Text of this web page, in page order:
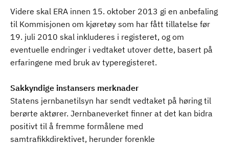
Videre skal ERA innen 15. oktober 2013 gi en anbefaling
til Kommisjonen om kjøretøy som har fått tillatelse før
19. juli 2010 skal inkluderes i registeret, og om
eventuelle endringer i vedtaket utover dette, basert på
erfaringene med bruk av typeregisteret.
Sakkyndige instansers merknader
Statens jernbanetilsyn har sendt vedtaket på høring til
berørte aktører. Jernbaneverket finner at det kan bidra
positivt til å fremme formålene med
samtrafikkdirektivet, herunder forenkle